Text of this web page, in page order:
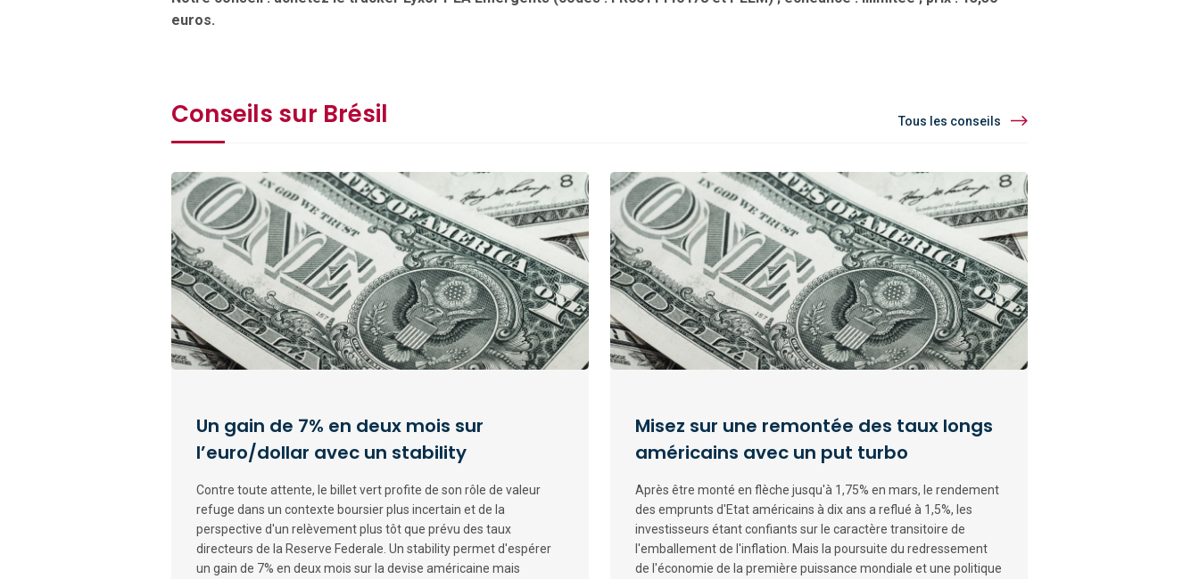
euros.
Conseils sur Brésil Tous les conseils
Un gain de 7% en deux mois sur
l’euro/dollar avec un stability
Contre toute attente, le billet vert profite de son rôle de valeur
refuge dans un contexte boursier plus incertain et de la
perspective d'un relèvement plus tôt que prévu des taux
directeurs de la Reserve Federale. Un stability permet d'espérer
un gain de 7% en deux mois sur la devise américaine mais
Misez sur une remontée des taux longs
américains avec un put turbo
Après être monté en flèche jusqu'à 1,75% en mars, le rendement
des emprunts d'Etat américains à dix ans a reflué à 1,5%, les
investisseurs étant confiants sur le caractère transitoire de
l'emballement de l'inflation. Mais la poursuite du redressement
de l'économie de la première puissance mondiale et une politique